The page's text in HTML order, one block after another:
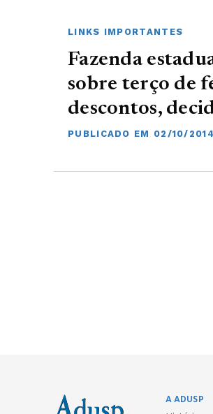
LINKS IMPORTANTES
Fazenda
sobre terço de
descontos,
PUBLICADO EM 02/10/
A ADUSP